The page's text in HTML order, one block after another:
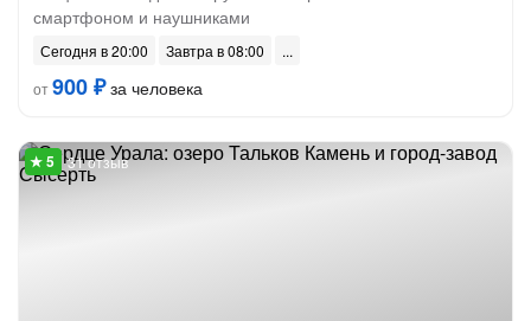
смартфоном и наушниками
Сегодня в 20:00
Завтра в 08:00
от900 ₽за человека
31 отзыв